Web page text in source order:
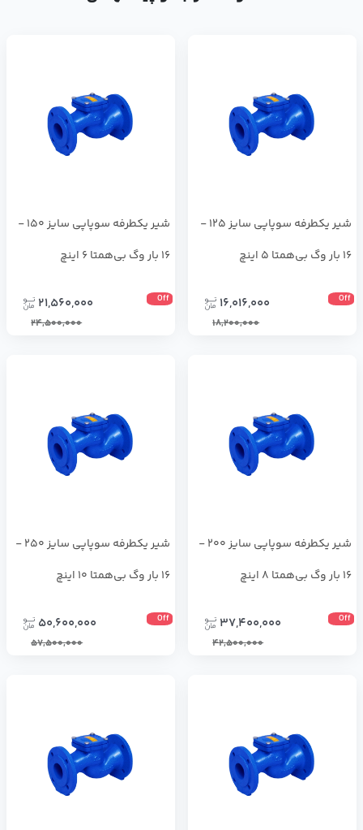
شیر یکطرفه سوپاپی سایز 125 -
16 بار وگ بی‌همتا 5 اینچ
Off
16,016,000
18,200,000
شیر یکطرفه سوپاپی سایز 150 -
16 بار وگ بی‌همتا 6 اینچ
Off
21,560,000
24,500,000
شیر یکطرفه سوپاپی سایز 200 -
16 بار وگ بی‌همتا 8 اینچ
Off
37,400,000
42,500,000
شیر یکطرفه سوپاپی سایز 250 -
16 بار وگ بی‌همتا 10 اینچ
Off
50,600,000
57,500,000